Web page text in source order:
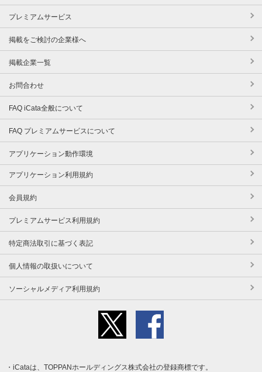
プレミアムサービス
掲載をご検討の企業様へ
掲載企業一覧
お問合わせ
FAQ iCata全般について
FAQ プレミアムサービスについて
アプリケーション動作環境
アプリケーション利用規約
会員規約
プレミアムサービス利用規約
特定商法取引に基づく表記
個人情報の取扱いについて
ソーシャルメディア利用規約
iCataは、TOPPANホールディングス株式会社の登録商標です。